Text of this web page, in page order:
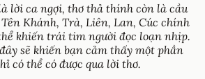
lời ca ngợi, thơ thả thính còn là cầu
Khánh, Trà, Liên, Lan, Cúc chính
khiến trái tim người đọc loạn nhịp.
sẽ khiến bạn cảm thấy một phần
có thể có được qua lời thơ.